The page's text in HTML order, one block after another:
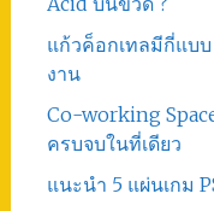
แก้วค็อกเทลมีกี่แบบ
งาน
Co-working
ครบจบในที่เดียว
แนะนำ 5 แผ่นเกม